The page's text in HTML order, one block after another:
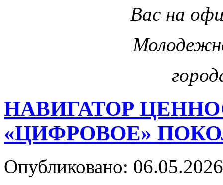
Вас на
НАВИГАТОР
«ЦИФРОВОЕ»
Опубликовано: